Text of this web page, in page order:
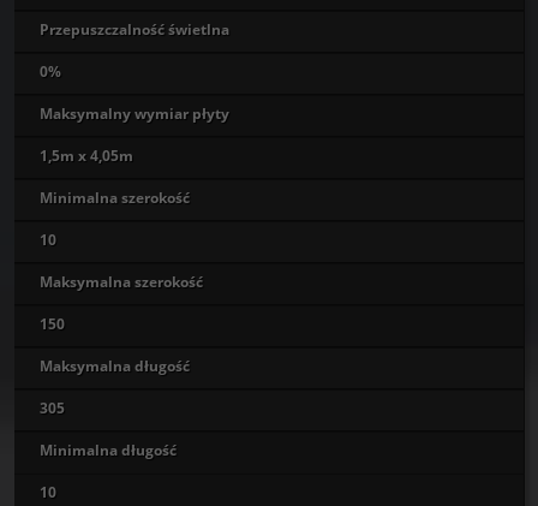
Przepuszczalność świetlna
0%
Maksymalny wymiar płyty
1,5m x 4,05m
Minimalna szerokość
10
Maksymalna szerokość
150
Maksymalna długość
305
Minimalna długość
10